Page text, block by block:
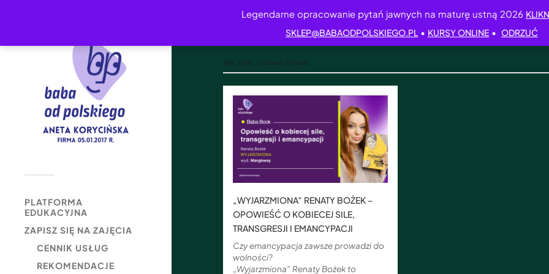
Legendarne opracowanie pytań jawnych na maturę ustną 2026
SKLEP@BABAODPOLSKIEGO.PL • KURSY ONLINE • ODRZUĆ
PLATFORMA
EDUKACYJNA
ZAPISZ SIĘ NA ZAJĘCIA
CENNIK USŁUG
REKOMENDACJE
„WYJARZMIONA” RENATY BOŻEK –
OPOWIEŚĆ O KOBIECEJ SILE,
TRANSGRESJI I EMANCYPACJI
Czy emancypacja zawsze prowadzi do
wolności?
„Wyjarzmiona” Renaty Bożek to